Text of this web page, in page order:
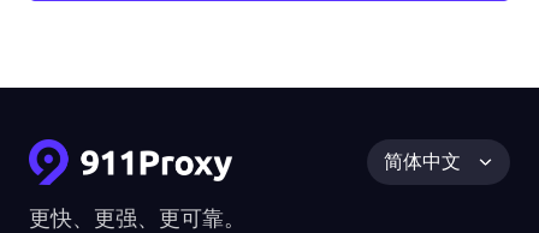
更快、更强、更可靠。
简体中文